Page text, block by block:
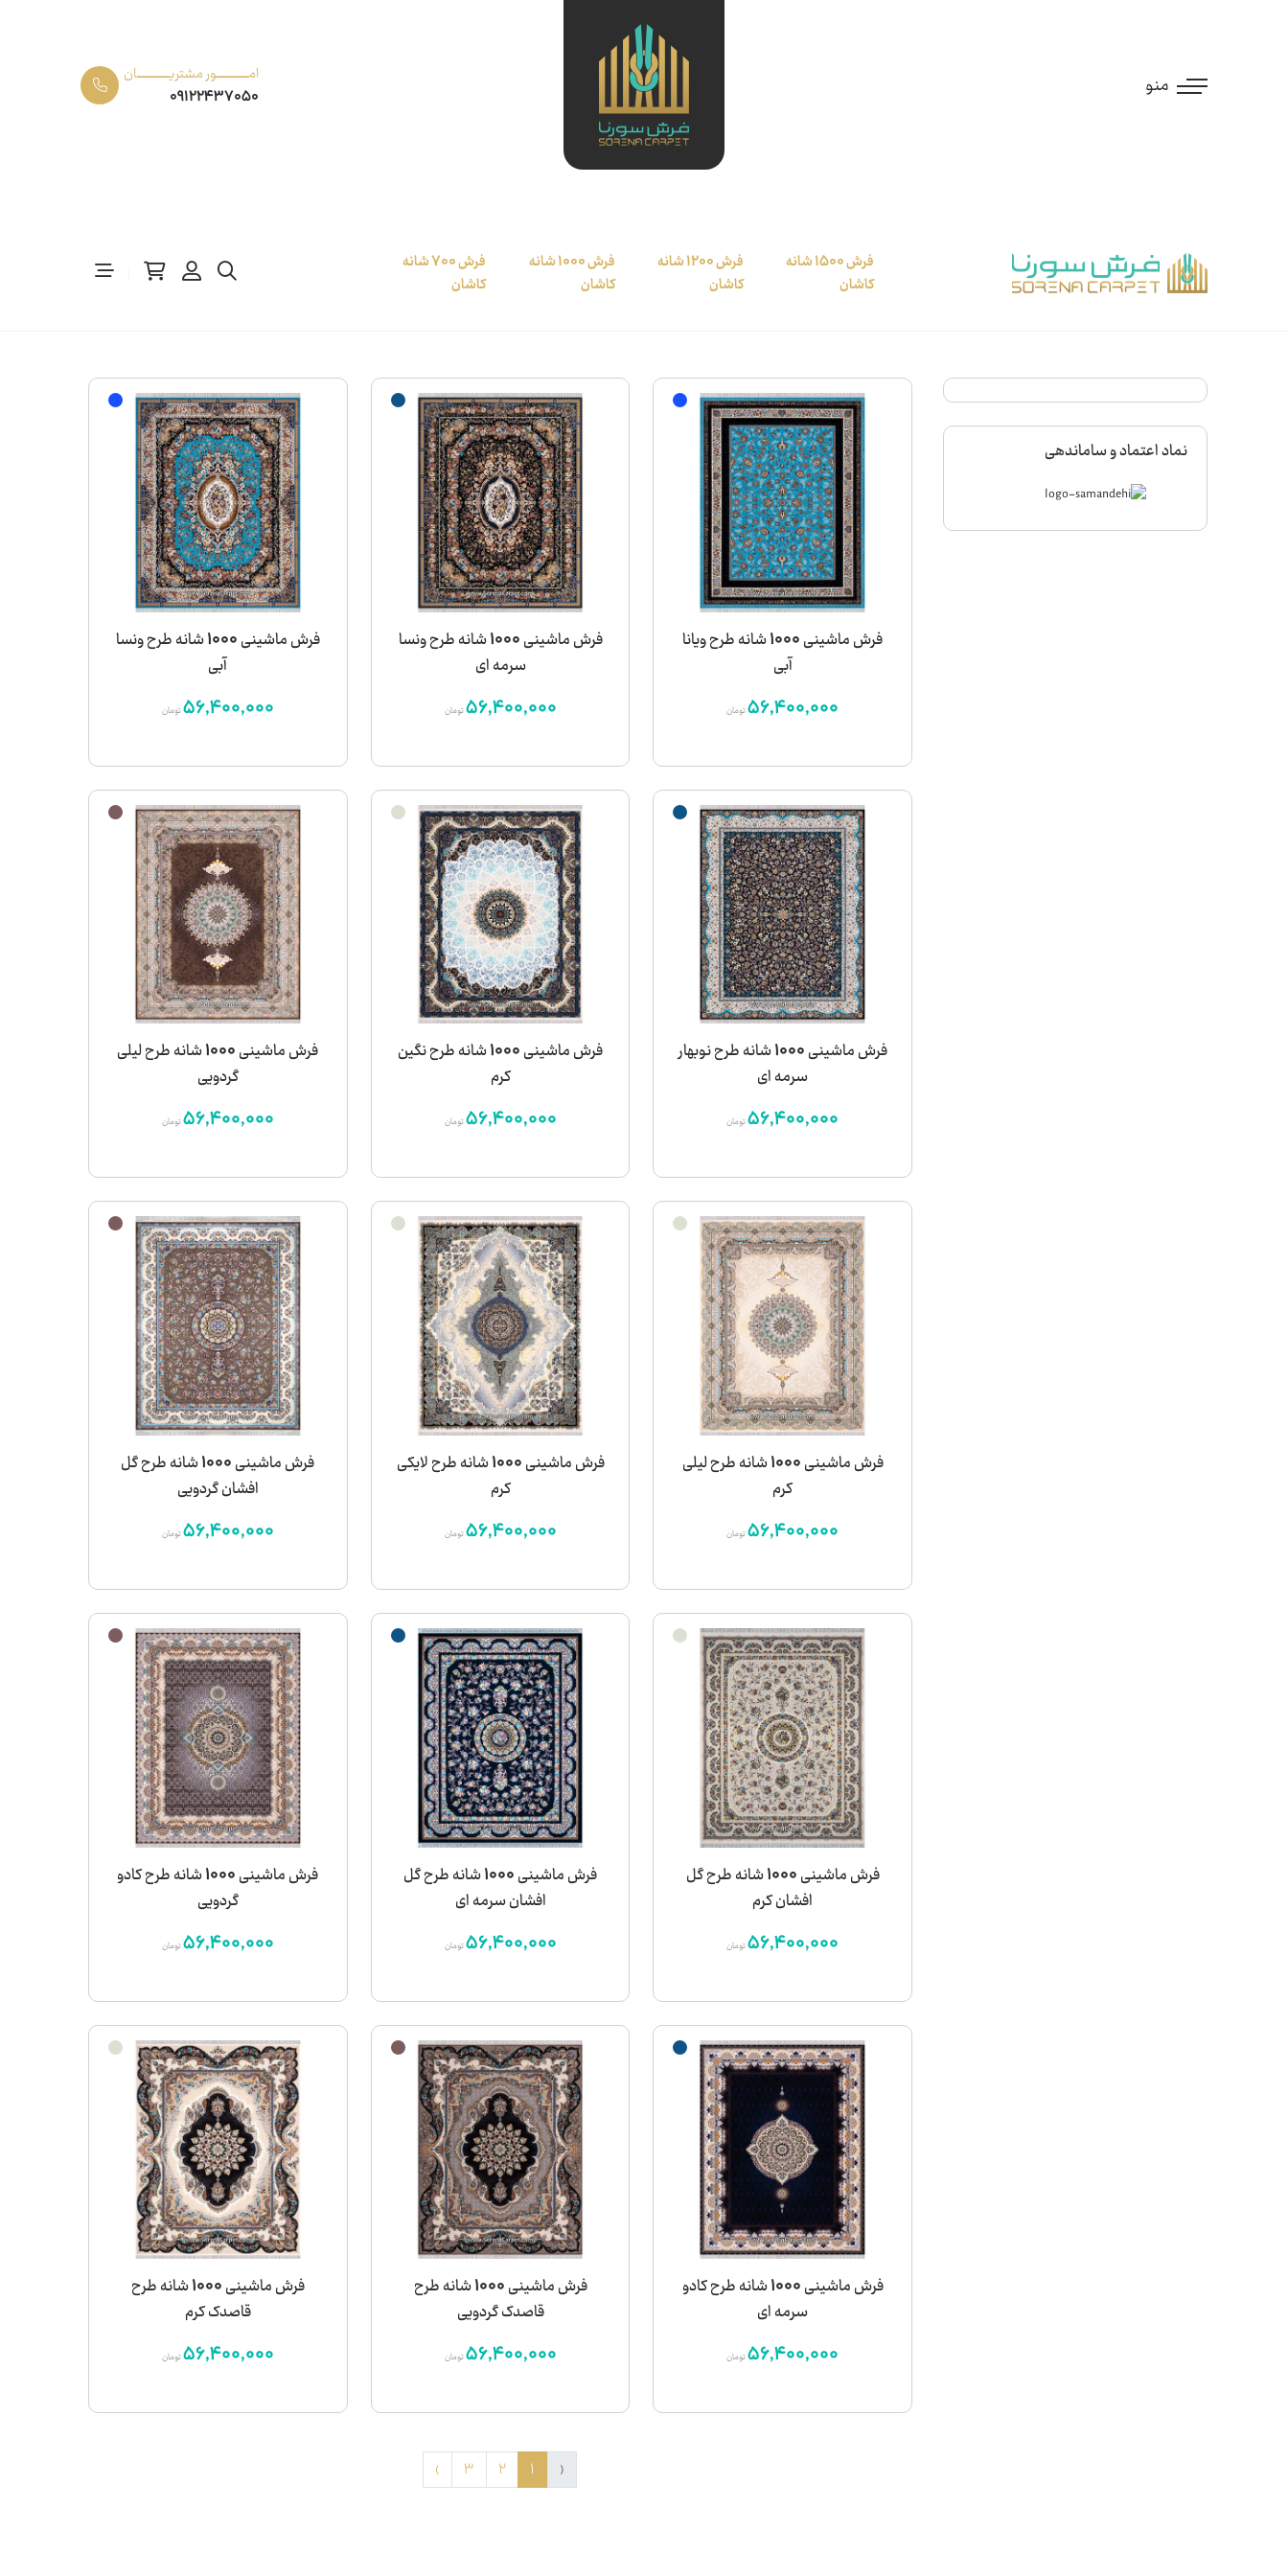
منو
امـــــــــــور مشتریـــــــــــان
09122437050
فرش 1500 شانه
کاشان
فرش 1200 شانه
کاشان
فرش 1000 شانه
کاشان
فرش 700 شانه
کاشان
نماد اعتماد و ساماندهی
فرش ماشینی 1000 شانه طرح ویانا
آبی
56,400,000تومان
فرش ماشینی 1000 شانه طرح ونسا
سرمه ای
56,400,000تومان
فرش ماشینی 1000 شانه طرح ونسا
آبی
56,400,000تومان
فرش ماشینی 1000 شانه طرح نوبهار
سرمه ای
56,400,000تومان
فرش ماشینی 1000 شانه طرح نگین
کرم
56,400,000تومان
فرش ماشینی 1000 شانه طرح لیلی
گردویی
56,400,000تومان
فرش ماشینی 1000 شانه طرح لیلی
کرم
56,400,000تومان
فرش ماشینی 1000 شانه طرح لایکی
کرم
56,400,000تومان
فرش ماشینی 1000 شانه طرح گل
افشان گردویی
56,400,000تومان
فرش ماشینی 1000 شانه طرح گل
افشان کرم
56,400,000تومان
فرش ماشینی 1000 شانه طرح گل
افشان سرمه ای
56,400,000تومان
فرش ماشینی 1000 شانه طرح کادو
گردویی
56,400,000تومان
فرش ماشینی 1000 شانه طرح کادو
سرمه ای
56,400,000تومان
فرش ماشینی 1000 شانه طرح
قاصدک گردویی
56,400,000تومان
فرش ماشینی 1000 شانه طرح
قاصدک کرم
56,400,000تومان
‹
1
2
3
›